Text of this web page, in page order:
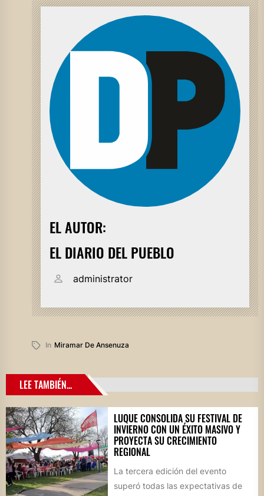
EL AUTOR:
EL DIARIO DEL PUEBLO
administrator
In Miramar De Ansenuza
LEE TAMBIÉN...
LUQUE CONSOLIDA SU FESTIVAL DE
INVIERNO CON UN ÉXITO MASIVO Y
PROYECTA SU CRECIMIENTO
REGIONAL
La tercera edición del evento
superó todas las expectativas de